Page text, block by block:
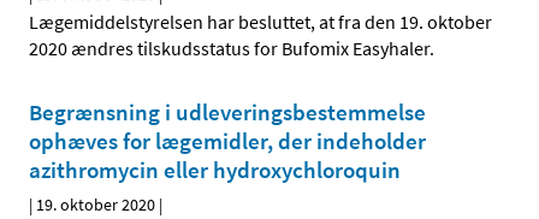
Lægemiddelstyrelsen har besluttet, at fra den 19. oktober
2020 ændres tilskudsstatus for Bufomix Easyhaler.
Begrænsning i udleveringsbestemmelse
ophæves for lægemidler, der indeholder
azithromycin eller hydroxychloroquin
| 19. oktober 2020 |